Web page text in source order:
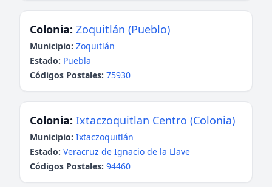
Colonia: Zoquitlán (Pueblo)
Municipio: Zoquitlán
Estado: Puebla
Códigos Postales: 75930
Colonia: Ixtaczoquitlan Centro (Colonia)
Municipio: Ixtaczoquitlán
Estado: Veracruz de Ignacio de la Llave
Códigos Postales: 94460